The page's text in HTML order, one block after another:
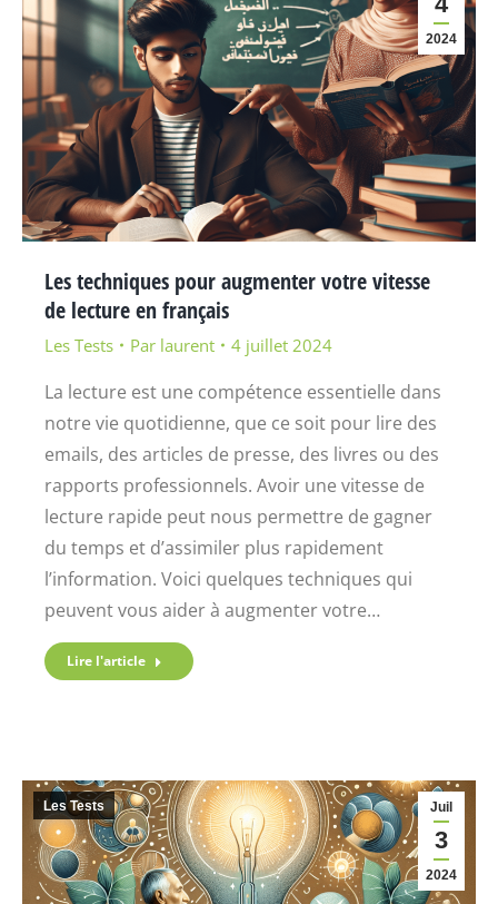
2024
Les techniques pour augmenter votre vitesse
de lecture en français
Les Tests Par laurent 4 juillet 2024
La lecture est une compétence essentielle dans
notre vie quotidienne, que ce soit pour lire des
emails, des articles de presse, des livres ou des
rapports professionnels. Avoir une vitesse de
lecture rapide peut nous permettre de gagner
du temps et d’assimiler plus rapidement
l’information. Voici quelques techniques qui
peuvent vous aider à augmenter votre…
Lire l'article
Juil
3
2024
Les Tests